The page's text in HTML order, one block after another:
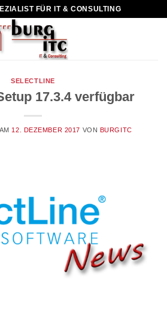
FÜR IT & CONSULTING
SELECTLINE
17.3.4 verfügbar
12. DEZEMBER 2017 VON BURGITC